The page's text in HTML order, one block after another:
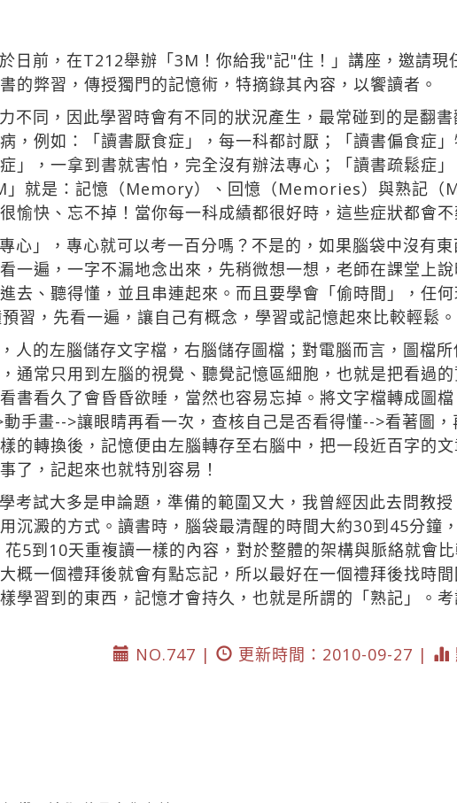
日前，在T212舉辦「3M！你給我"記"住！」講座，邀請現
的弊習，傳授獨門的記憶術，特摘錄其內容，以饗讀者。
不同，因此學習時會有不同的狀況產生，最常碰到的是翻
，例如：「讀書厭食症」，每一科都討厭；「讀書偏食症
」，一拿到書就害怕，完全沒有辦法專心；「讀書疏鬆症
」就是：記憶（Memory）、回憶（Memories）與熟記（
愉快、忘不掉！當你每一科成績都很好時，這些症狀都會不
心」，專心就可以考一百分嗎？不是的，如果腦袋中沒有
一遍，一字不漏地念出來，先稍微想一想，老師在課堂上
去、聽得懂，並且串連起來。而且要學會「偷時間」，任
習，先看一遍，讓自己有概念，學習或記憶起來比較輕鬆。
人的左腦儲存文字檔，右腦儲存圖檔；對電腦而言，圖檔
通常只用到左腦的視覺、聽覺記憶區細胞，也就是把看過
書看久了會昏昏欲睡，當然也容易忘掉。將文字檔轉成圖
手畫-->讓眼睛再看一次，查核自己是否看得懂-->看著圖
的轉換後，記憶便由左腦轉存至右腦中，把一段近百字的
了，記起來也就特別容易！
考試大多是申論題，準備的範圍又大，我曾經因此去問教
沉澱的方式。讀書時，腦袋最清醒的時間大約30到45分鐘
5到10天重複讀一樣的內容，對於整體的架構與脈絡就會
概一個禮拜後就會有點忘記，所以最好在一個禮拜後找時
學習到的東西，記憶才會持久，也就是所謂的「熟記」。
NO.747 |
更新時間：2010-09-27 |